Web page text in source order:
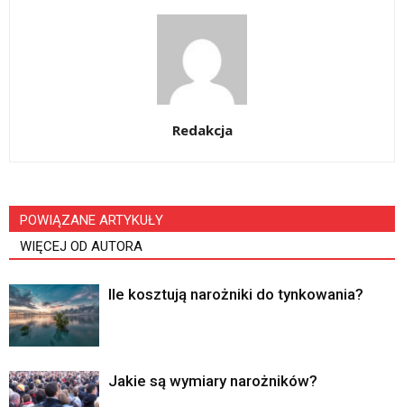
Redakcja
POWIĄZANE ARTYKUŁY
WIĘCEJ OD AUTORA
Ile kosztują narożniki do tynkowania?
Jakie są wymiary narożników?